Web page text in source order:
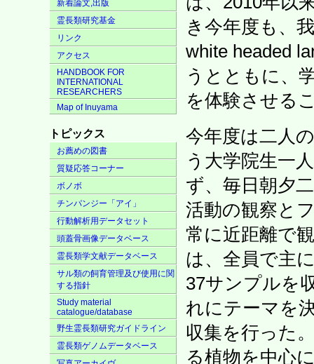
新着論文,出版
霊長類研究基金
リンク
アクセス
HANDBOOK FOR
INTERNATIONAL
RESEARCHERS
Map of Inuyama
トピックス
お薦めの図書
質疑応答コーナー
ボノボ
チンパンジー「アイ」
行動解析用データセット
頭蓋骨画像データベース
霊長類学文献データベース
サル類の飼育管理及び使用に関
する指針
Study material
catalogue/database
野生霊長類研究ガイドライン
霊長類ゲノムデータベース
き今年度も、
white headed
うとともに、
を体験させる
今年度は二人
う大学院生一
ず、毎日朝夕
活動の観察と
常に近距離で
は、全員で主
37サンプルを
れにテーマを
収集を行った
る植物を中心